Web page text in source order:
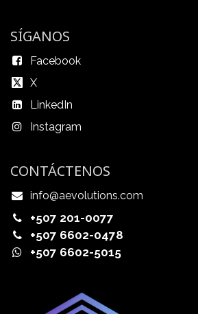
SÍGANOS
Facebook
X
LinkedIn
Instagram
CONTÁCTENOS
info@aevolutions.com
+507 201-0077
+507 6602-0478
+507 6602-5015